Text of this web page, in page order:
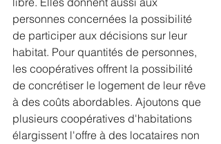
personnes concernées la possibilité
de participer aux décisions sur leur
habitat. Pour quantités de personnes,
les coopératives offrent la possibilité
de concrétiser le logement de leur rêve
à des coûts abordables. Ajoutons que
plusieurs coopératives d'habitations
élargissent l'offre à des locataires non